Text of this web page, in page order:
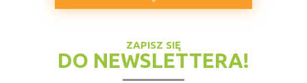
ZAPISZ SIĘ
DO NEWSLETTERA!